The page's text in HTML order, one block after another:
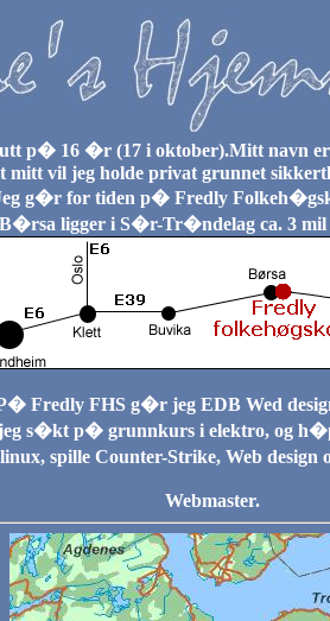
p� 16 �r (17 i oktober).Mitt navn
mitt vil jeg holde privat grunnet
g�r for tiden p� Fredly
B�rsa ligger i S�r-Tr�ndelag ca. 3 mil
Fredly FHS g�r jeg EDB Wed
s�kt p� grunnkurs i elektro, og
spille Counter-Strike, Web design
Webmaster.